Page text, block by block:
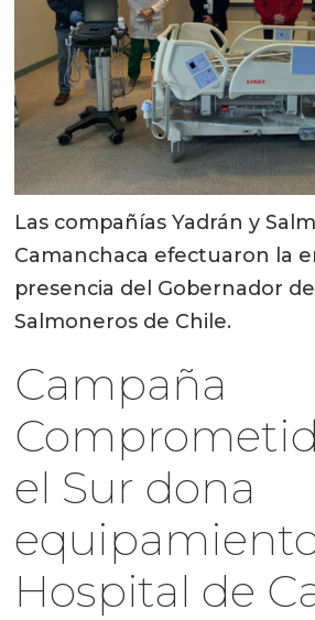
Las compañías Yadrán y
Camanchaca efectuaron la
presencia del Gobernador
Salmoneros de Chile.
Campaña
el Sur dona
Hospital de